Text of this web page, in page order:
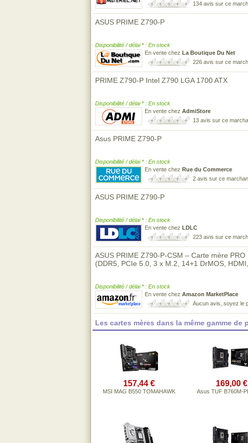
134 avis sur ce
ASUS PRIME Z790-P
Disponibilité / délai * : En stock
En vente chez La Boutique Du Net
226 avis sur ce
PRIME Z790-P Intel Z790 LGA 1700 ATX
Disponibilité / délai * : En stock
En vente chez AdmiStore
13 avis sur ce
Asus PRIME Z790-P
Disponibilité / délai * : En stock
En vente chez Rue du Commerce
2 avis sur ce
ASUS PRIME Z790-P
Disponibilité / délai * : En stock
En vente chez LDLC
223 avis sur ce
ASUS PRIME Z790-P-CSM – Carte mère
(DDR5, PCIe 5.0, 3 x M.2, 14+1 DrMOS,
Disponibilité / délai * : En stock
En vente chez Amazon MarketPlace
Aucun avis, soyez le
Les cartes mères dans la même gamme de
157,44 €
MSI MAG B550 TOMAHAWK
169,00 €
Asus TUF B760M-